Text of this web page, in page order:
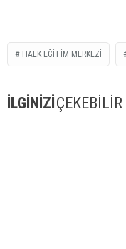
HALK EĞITIM MERKEZI
İLGİNİZİ ÇEKEBİLİR